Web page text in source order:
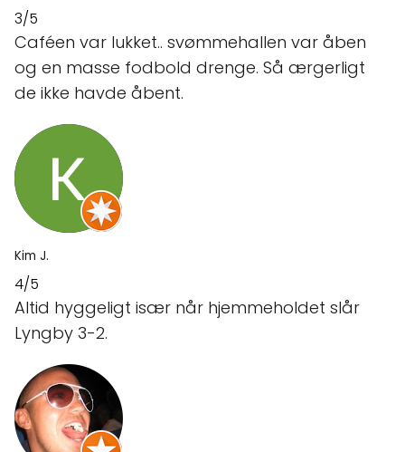
3/5
Caféen var lukket.. svømmehallen var åben
og en masse fodbold drenge. Så ærgerligt
de ikke havde åbent.
Kim J.
4/5
Altid hyggeligt især når hjemmeholdet slår
Lyngby 3-2.